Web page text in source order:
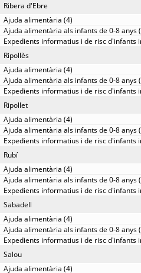
Ribera d'Ebre
Ripollès
Ripollet
Rubí
Sabadell
Salou